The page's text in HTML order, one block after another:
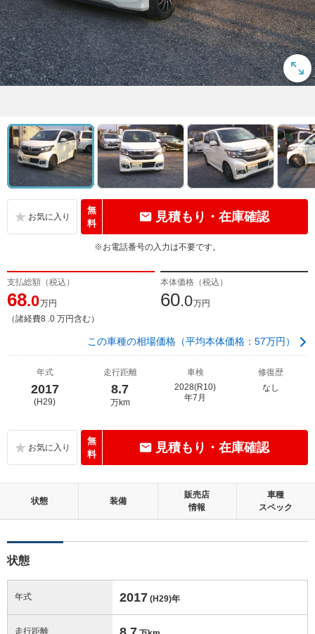
無
料
見積もり・在庫確認
※お電話番号の入力は不要です。
支払総額（税込）
68.0万円
（諸経費8 .0 万円含む）
本体価格（税込）
60.0万円
この車種の相場価格（平均本体価格：57万円）
年式
2017
(H29)
走行距離
8.7
万km
車検
2028(R10)
年7月
修復歴
なし
無
料
見積もり・在庫確認
状態 装備
販売店
情報
車種
スペック
状態
年式 2017 (H29)年
走行距離